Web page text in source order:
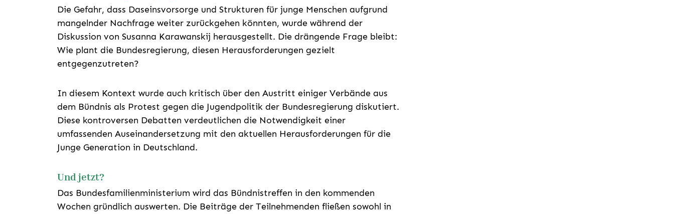
Die Gefahr, dass Daseinsvorsorge und Strukturen für junge Menschen aufgrund
mangelnder Nachfrage weiter zurückgehen könnten, wurde während der
Diskussion von Susanna Karawanskij herausgestellt. Die drängende Frage bleibt:
Wie plant die Bundesregierung, diesen Herausforderungen gezielt
entgegenzutreten?
In diesem Kontext wurde auch kritisch über den Austritt einiger Verbände aus
dem Bündnis als Protest gegen die Jugendpolitik der Bundesregierung diskutiert.
Diese kontroversen Debatten verdeutlichen die Notwendigkeit einer
umfassenden Auseinandersetzung mit den aktuellen Herausforderungen für die
Junge Generation in Deutschland.
Und jetzt?
Das Bundesfamilienministerium wird das Bündnistreffen in den kommenden
Wochen gründlich auswerten. Die Beiträge der Teilnehmenden fließen sowohl in